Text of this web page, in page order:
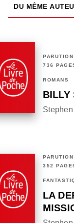
DU MÊME
736
ROMANS
BILLY
352
LA